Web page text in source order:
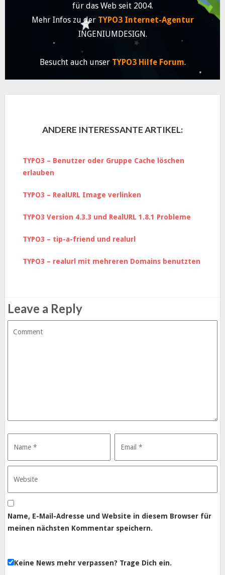
für das Web seit 2004.
Mehr Infos zu der TYPO3 Internet-Agentur
INGENIUMDESIGN.
Besucht auch unser TYPO3 Hilfe Forum.
ANDERE INTERESSANTE ARTIKEL:
TYPO3 – Benutzer oder Gruppe Cache löschen
erlauben
TYPO3 – RealURL Image verlinken
TYPO3 Version 4.3.3 und RealURL 1.8.1 Probleme
TYPO3 – tip-a-friend und realurl
TYPO3 – realurl mit mehreren Domains benutzten
Leave a Reply
Name, E-Mail-Adresse und Website in diesem Browser für
meinen nächsten Kommentar speichern.
Keine News mehr verpassen? Trage Dich ein.